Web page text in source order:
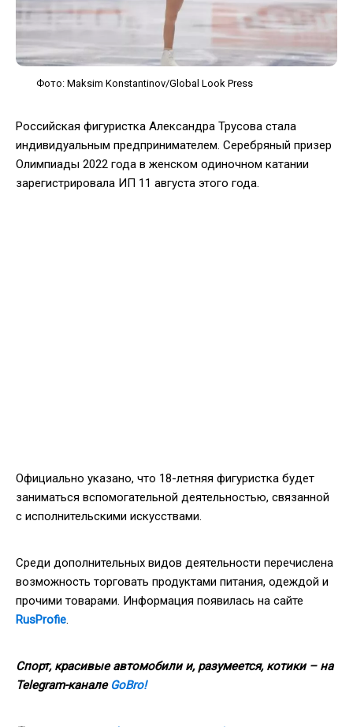
Фото: Maksim Konstantinov/Global Look Press
Российская фигуристка Александра Трусова стала
индивидуальным предпринимателем. Серебряный призер
Олимпиады 2022 года в женском одиночном катании
зарегистрировала ИП 11 августа этого года.
Официально указано, что 18-летняя фигуристка будет
заниматься вспомогательной деятельностью, связанной
с исполнительскими искусствами.
Среди дополнительных видов деятельности перечислена
возможность торговать продуктами питания, одеждой и
прочими товарами. Информация появилась на сайте
RusProfie.
Спорт, красивые автомобили и, разумеется, котики – на
Telegram-канале GoBro!